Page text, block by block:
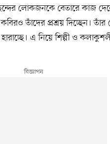
লোকজনকে বেতারে কাজ
তাঁদের প্রশ্রয় দিচ্ছেন। তাঁর
এ নিয়ে শিল্পী ও